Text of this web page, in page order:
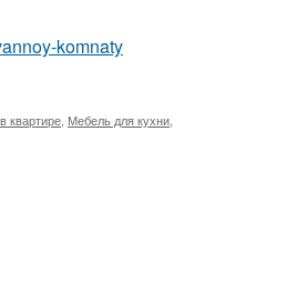
komnaty
квартире Мебель для кухни